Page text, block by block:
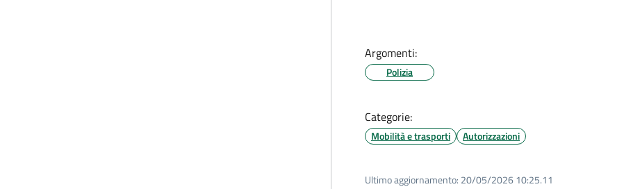
Argomenti:
Polizia
Categorie:
Mobilità e trasporti Autorizzazioni
Ultimo aggiornamento: 20/05/2026 10:25.11